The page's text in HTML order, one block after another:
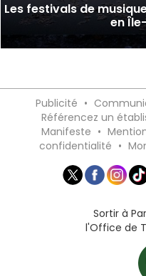
Les festivals de
en
Publicité •
Référencez un
Manifeste •
confidentialité •
Sortir à
l'Office de